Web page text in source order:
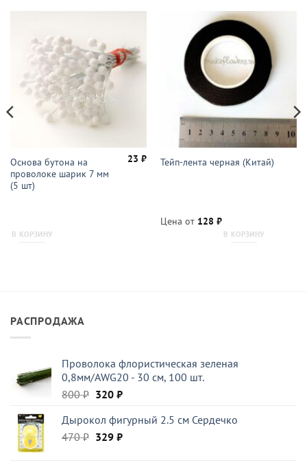
Основа бутона на
проволоке шарик 7 мм
(5 шт)
23₽
В КОРЗИНУ
Тейп-лента черная (Китай)
Цена от 128 ₽
В КОРЗИНУ
РАСПРОДАЖА
Проволока флористическая зеленая
0,8мм/AWG20 - 30 см, 100 шт.
800₽ Первоначальная
составляла
800 ₽.
320 ₽Текущая
320 ₽.
Дырокол фигурный 2.5 см Сердечко
470₽ Первоначальная
329 ₽Текущая